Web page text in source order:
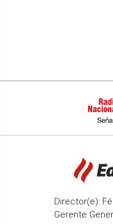
Director(e):
Gerente